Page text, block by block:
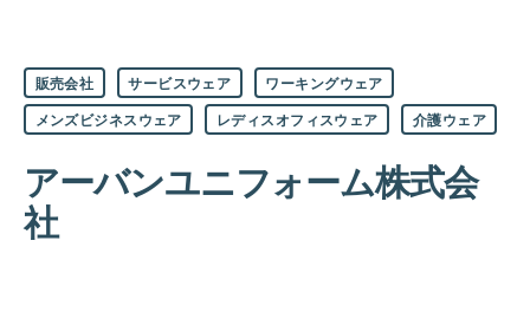
カ
テ
ゴ
リ
販売会社 サービスウェア
ワーキングウェア
メンズビジネスウェア
レディスオフィスウェア 介護ウェア
アーバンユニフォーム株式会
社